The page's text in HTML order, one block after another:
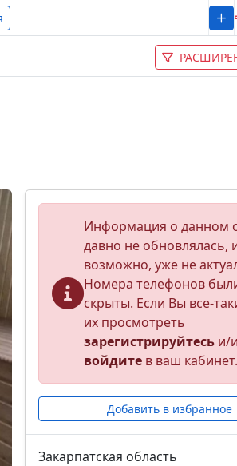
Информация о данном
давно не обновлялась,
возможно, уже не
Номера телефонов
скрыты. Если Вы все-
их просмотреть
зарегистрируйтесь и/
войдите в ваш кабинет.
Добавить в избранное
Закарпатская область